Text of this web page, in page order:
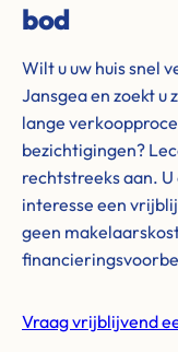
bod
Wilt u uw huis snel
Jansgea en zoekt
lange
bezichtigingen?
rechtstreeks aan.
interesse een
geen
Vraag vrijblijvend